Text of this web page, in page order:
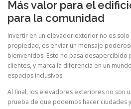
Más valor para el
para la comunidad
Invertir en un elevador exterior no es solo
propiedad, es enviar un mensaje
bienvenidos. Esto no pasa desapercibido
clientes, y marca la diferencia en un
espacios inclusivos.
Al final, los elevadores exteriores no son
prueba de que podemos hacer ciudades